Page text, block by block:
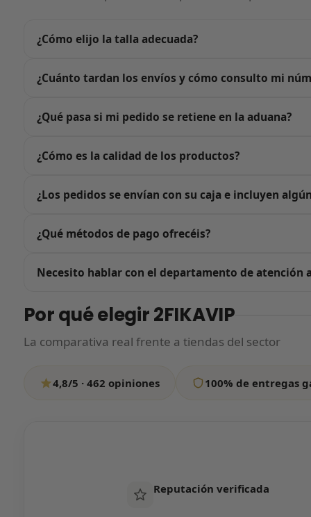
¿Cómo elijo la talla adecuada?
estándar: te recomendamos elegir la talla que usas
¿Cuánto tardan los envíos y cómo consulto mi
días. Si en algún momento el seguimiento no se
¿Qué pasa si mi pedido se retiene en la aduana?
asumimos nosotros, no tú.
¿Cómo es la calidad de los productos?
los propios clientes al recibir sus pedidos. Además,
¿Los pedidos se envían con su caja e incluyen
cada caja con una funda especial para que llegue
¿Qué métodos de pago ofrecéis?
Google Pay, Bizum, Klarna, Amazon Pay y más. Al
Necesito hablar con el departamento de atención
si tardamos un poco más de lo habitual, tranquilo:
Escríbenos por WhatsApp
Todos los días de 12:00 a 20:00
Por qué elegir 2FIKAVIP
La comparativa real frente a tiendas del sector
4,8/5 · 462 opiniones 100% de entregas
Reputación verificada